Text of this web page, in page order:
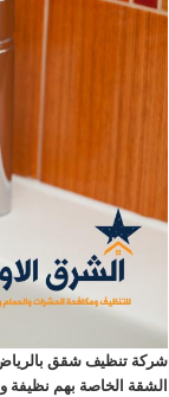
شركة تنظيف شقق
الشقة الخاصة بهم نظيفة